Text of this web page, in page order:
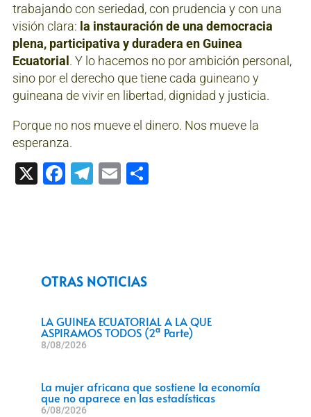
trabajando con seriedad, con prudencia y con una
visión clara: la instauración de una democracia
plena, participativa y duradera en Guinea
Ecuatorial . Y lo hacemos no por ambición personal,
sino por el derecho que tiene cada guineano y
guineana de vivir en libertad, dignidad y justicia.
Porque no nos mueve el dinero. Nos mueve la
esperanza.
X Facebook
Telegram
EmailCompartir
OTRAS NOTICIAS
LA GUINEA ECUATORIAL A LA QUE
ASPIRAMOS TODOS (2ª Parte)
8/08/2026
La mujer africana que sostiene la economía
que no aparece en las estadísticas
6/08/2026